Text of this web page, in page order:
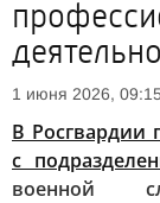
1 июня 2026,
В Росгвардии
с
военной